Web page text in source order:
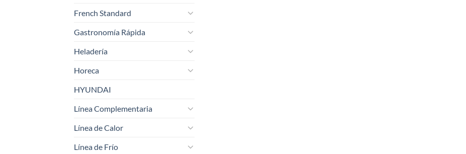
French Standard
Gastronomía Rápida
Heladería
Horeca
HYUNDAI
Línea Complementaria
Línea de Calor
Línea de Frío